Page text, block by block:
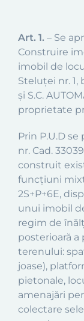
Art. 1. – Se
Construire
imobil de
Steluţei nr. 1,
şi S.C.
proprietate
Prin P.U.D
nr. Cad.
construit
funcţiuni
2S+P+6E,
unui imobil
regim de
posterioară a
terenului:
joase),
pietonale,
amenajări
colectare